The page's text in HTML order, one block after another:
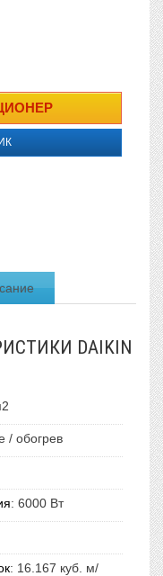
DAIKIN
/ обогрев
: 6000 Вт
: 16.167 куб. м/